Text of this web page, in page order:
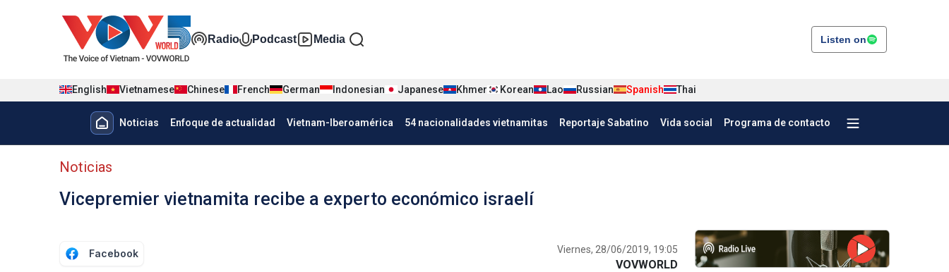
Đa phương tiện tiếng Tây ban nha
Radio Podcast Media Listen on
English Vietnamese Chinese French German Indonesian Japanese Khmer Korean Lao Russian Spanish Thai
Menu trang chủ tiếng Tây Ban Nha
Noticias Enfoque de actualidad Vietnam-Iberoamérica 54 nacionalidades vietnamitas Reportaje Sabatino Vida social Programa de contacto
Menu phụ tiếng Tây ban nha
Noticias
Vicepremier vietnamita recibe a experto económico israelí
Facebook Viernes, 28/06/2019, 19:05
VOVWORLD